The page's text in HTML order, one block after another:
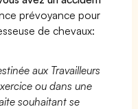
prévoyance pour
de chevaux:
aux Travailleurs
ou dans une
souhaitant se